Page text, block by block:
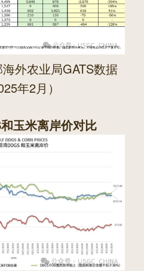
外农业局GATS数据
年2月）
玉米离岸价对比